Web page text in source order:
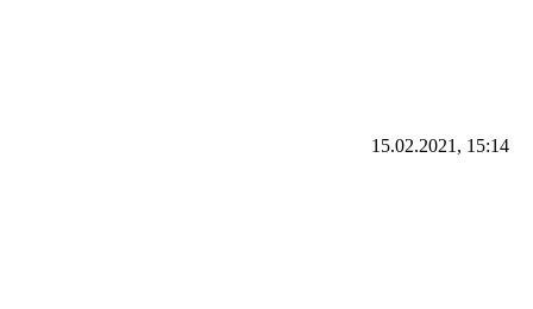
15.02.2021, 15:14